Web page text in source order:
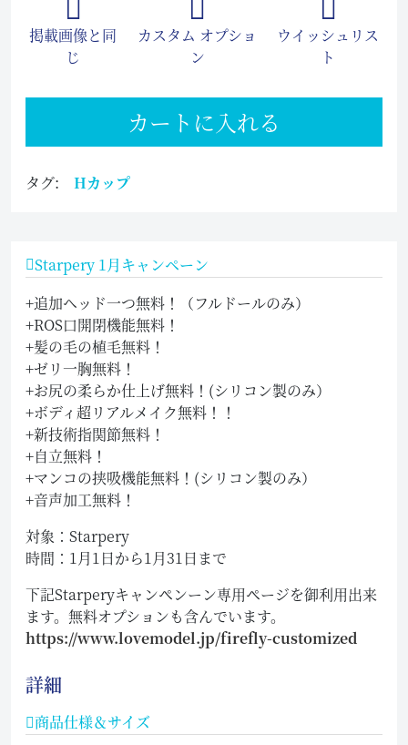
掲載画像と同
じ
カスタム オプショ
ン
ウイッシュリス
ト
カートに入れる
タグ: Hカップ
Starpery 1月キャンペーン
+追加ヘッド一つ無料！（フルドールのみ）
+ROS口開閉機能無料！
+髪の毛の植毛無料！
+ゼリ一胸無料！
+お尻の柔らか仕上げ無料！(シリコン製のみ）
+ボディ超リアルメイク無料！！
+新技術指関節無料！
+自立無料！
+マンコの挟吸機能無料！(シリコン製のみ）
+音声加工無料！
対象：Starpery
時間：1月1日から1月31日まで
下記Starperyキャンペンーン専用ページを御利用出来
ます。無料オプションも含んでいます。
https://www.lovemodel.jp/firefly-customized
詳細
商品仕様＆サイズ